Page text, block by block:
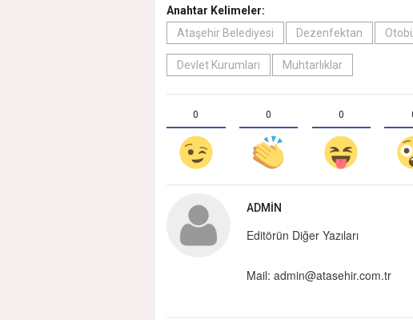
Anahtar Kelimeler:
Ataşehir Belediyesi
Dezenfektan
Devlet Kurumları Muhtarlıklar
0 0 0
ADMIN
Editörün Diğer Yazıları
Mail: admin@atasehir.com.tr